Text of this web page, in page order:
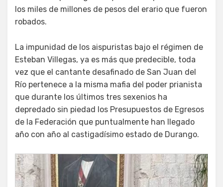
los miles de millones de pesos del erario que fueron
robados.
La impunidad de los aispuristas bajo el régimen de
Esteban Villegas, ya es más que predecible, toda
vez que el cantante desafinado de San Juan del
Río pertenece a la misma mafia del poder prianista
que durante los últimos tres sexenios ha
depredado sin piedad los Presupuestos de Egresos
de la Federación que puntualmente han llegado
año con año al castigadísimo estado de Durango.